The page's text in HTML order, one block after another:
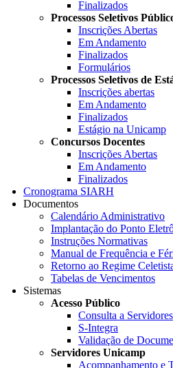
Finalizados
Processos Seletivos
Inscrições Abertas
Em Andamento
Finalizados
Formulários
Processos Seletivos de
Inscrições abertas
Em Andamento
Finalizados
Estágio na Unicamp
Concursos Docentes
Inscrições Abertas
Em Andamento
Finalizados
Cronograma SIARH
Documentos
Calendário Administrativo
Implantação do Ponto
Instruções Normativas
Manual de Frequência e
Retorno ao Regime
Tabelas de Vencimentos
Sistemas
Acesso Público
Consulta a Servidores
S-Integra
Validação de
Servidores Unicamp
Acompanhamento e